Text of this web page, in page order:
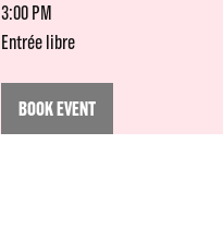
3:00 PM
Entrée libre
BOOK EVENT